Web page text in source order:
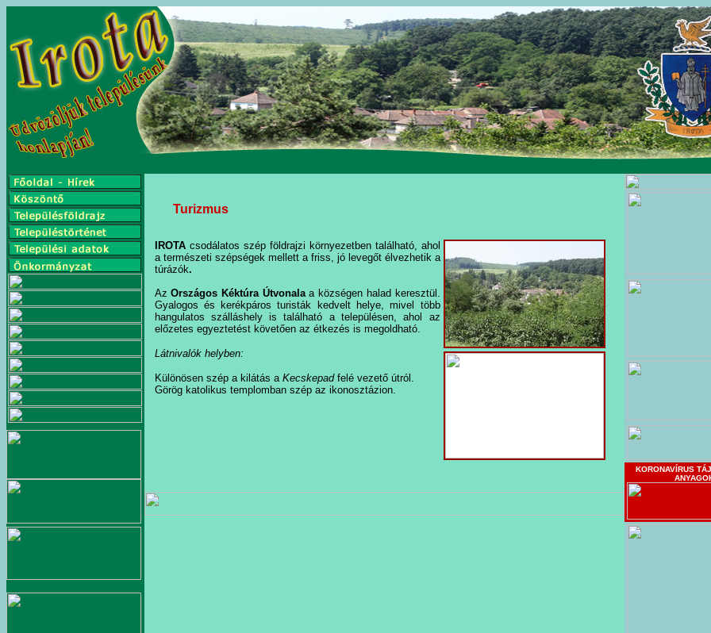
Turizmus
IROTA csodálatos szép földrajzi környezetben található, ahol
a természeti szépségek mellett a friss, jó levegőt élvezhetik a
túrázók.
AzOrszágos Kéktúra Útvonalaa községen halad keresztül.
Gyalogos és kerékpáros turisták kedvelt helye, mivel több
hangulatos szálláshely is található a településen, ahol az
előzetes egyeztetést követően az étkezés is megoldható.
Látnivalók helyben:
Különösen szép a kilátás a Kecskepadfelé vezető útról.
Görög katolikus templomban szép az ikonosztázion.
KORONAVÍRUS